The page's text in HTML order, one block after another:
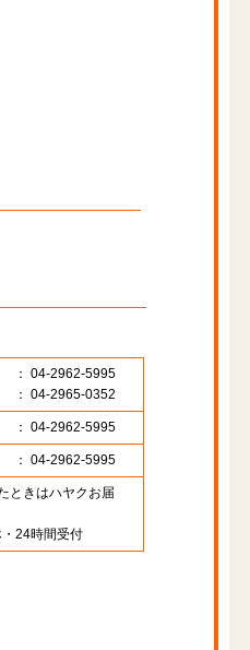
： 04-2962-5995
： 04-2965-0352
： 04-2962-5995
： 04-2962-5995
ときはハヤクお届
24時間受付